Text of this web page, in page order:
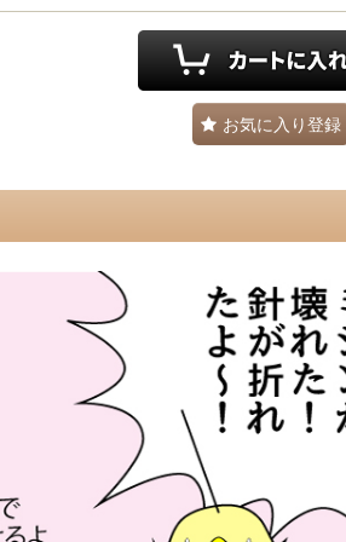
お気に入り登録